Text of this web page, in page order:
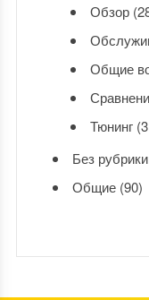
Обзор
Общие
Тюнинг
Без рубрики
Общие(90)